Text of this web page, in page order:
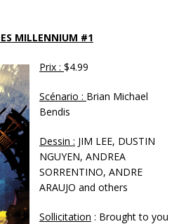
MILLENNIUM #1
Prix : $4.99
Scénario : Brian Michael
Bendis
Dessin : JIM LEE, DUSTIN
NGUYEN, ANDREA
SORRENTINO, ANDRE
ARAUJO and others
Sollicitation : Brought to you